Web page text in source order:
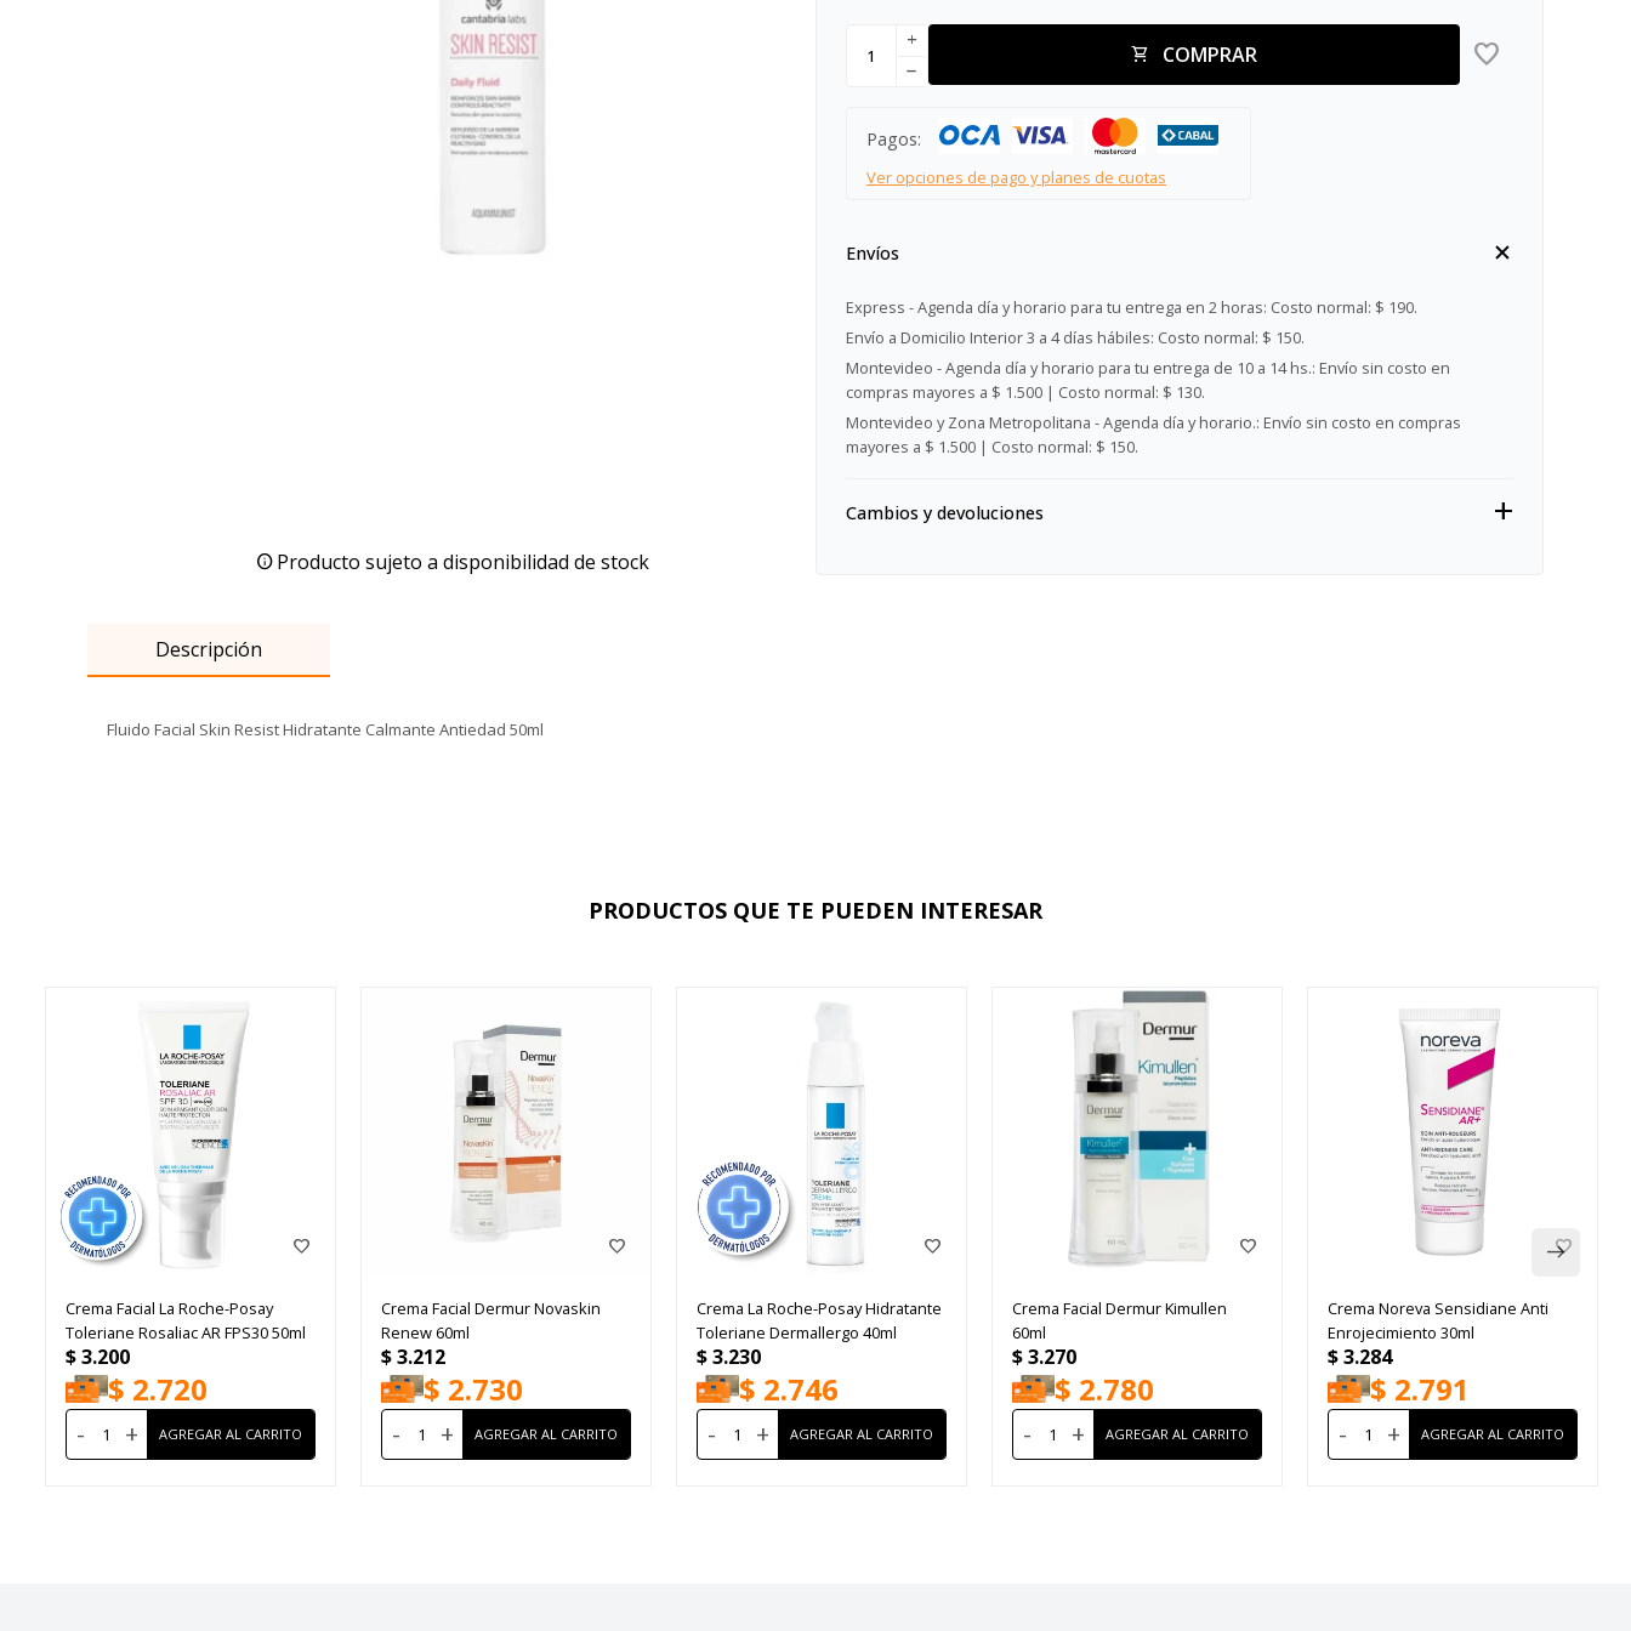
Producto sujeto a disponibilidad de stock
COMPRAR
add
remove
Pagos:
Ver opciones de pago y planes de cuotas
Envíos
Express - Agenda día y horario para tu entrega en 2 horas: Costo normal: $ 190.
Envío a Domicilio Interior 3 a 4 días hábiles: Costo normal: $ 150.
Montevideo - Agenda día y horario para tu entrega de 10 a 14 hs.: Envío sin costo en
compras mayores a $ 1.500 | Costo normal: $ 130.
Montevideo y Zona Metropolitana - Agenda día y horario.: Envío sin costo en compras
mayores a $ 1.500 | Costo normal: $ 150.
Cambios y devoluciones
Descripción
Fluido Facial Skin Resist Hidratante Calmante Antiedad 50ml
PRODUCTOS QUE TE PUEDEN INTERESAR
Crema Facial La Roche-Posay
Toleriane Rosaliac AR FPS30 50ml
$3.200
$ 2.720
- +
Crema Facial Dermur Novaskin
Renew 60ml
$3.212
$ 2.730
- +
Crema La Roche-Posay Hidratante
Toleriane Dermallergo 40ml
$3.230
$ 2.746
- +
Crema Facial Dermur Kimullen
60ml
$3.270
$ 2.780
- +
Crema Noreva Sensidiane Anti
Enrojecimiento 30ml
$3.284
$ 2.791
- +